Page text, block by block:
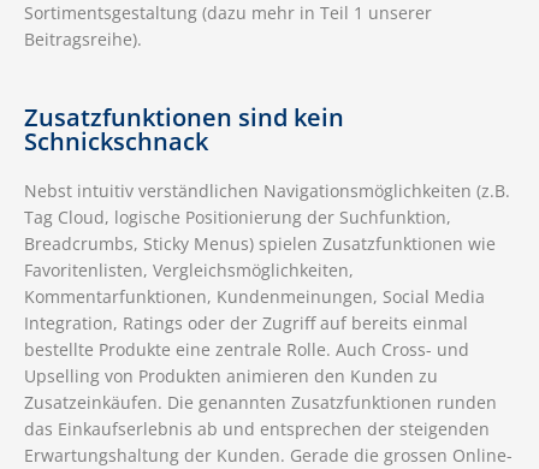
Sortimentsgestaltung (dazu mehr in Teil 1 unserer
Beitragsreihe).
Zusatzfunktionen sind kein
Schnickschnack
Nebst intuitiv verständlichen Navigationsmöglichkeiten (z.B.
Tag Cloud, logische Positionierung der Suchfunktion,
Breadcrumbs, Sticky Menus) spielen Zusatzfunktionen wie
Favoritenlisten, Vergleichsmöglichkeiten,
Kommentarfunktionen, Kundenmeinungen, Social Media
Integration, Ratings oder der Zugriff auf bereits einmal
bestellte Produkte eine zentrale Rolle. Auch Cross- und
Upselling von Produkten animieren den Kunden zu
Zusatzeinkäufen. Die genannten Zusatzfunktionen runden
das Einkaufserlebnis ab und entsprechen der steigenden
Erwartungshaltung der Kunden. Gerade die grossen Online-